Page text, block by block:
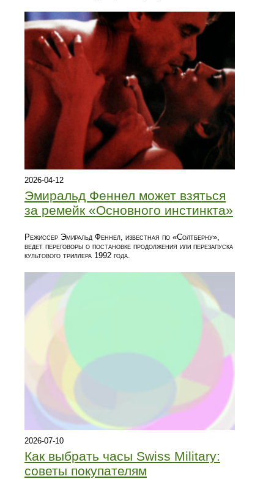
2026-04-12
Эмиральд Феннел может взяться
за ремейк «Основного инстинкта»
Режиссер Эмиральд Феннел, известная по «Солтберну»,
ведет переговоры о постановке продолжения или перезапуска
культового триллера 1992 года.
2026-07-10
Как выбрать часы Swiss Military:
советы покупателям